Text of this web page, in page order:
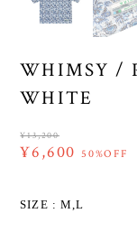
WHIMSY /
WHITE
¥13,200
¥6,600 50%OFF
SIZE : M,L